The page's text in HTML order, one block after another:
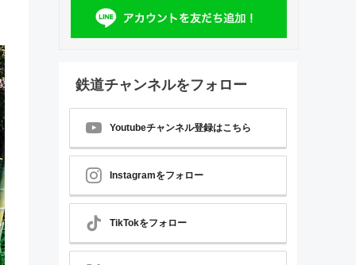
鉄道チャンネルをフォロー
Youtubeチャンネル登録はこちら
Instagramをフォロー
TikTokをフォロー